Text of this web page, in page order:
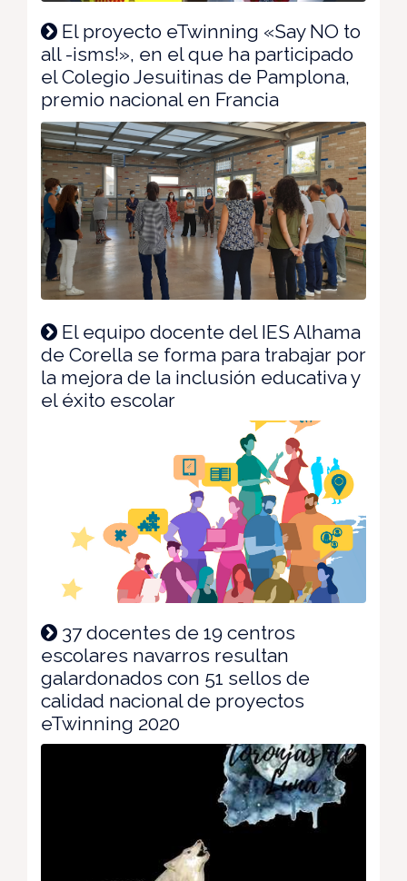
El proyecto eTwinning «Say NO to
all -isms!», en el que ha participado
el Colegio Jesuitinas de Pamplona,
premio nacional en Francia
El equipo docente del IES Alhama
de Corella se forma para trabajar por
la mejora de la inclusión educativa y
el éxito escolar
37 docentes de 19 centros
escolares navarros resultan
galardonados con 51 sellos de
calidad nacional de proyectos
eTwinning 2020